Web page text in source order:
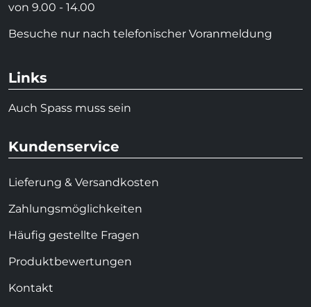
von 9.00 - 14.00
Besuche nur nach telefonischer Voranmeldung
Links
Auch Spass muss sein
Kundenservice
Lieferung & Versandkosten
Zahlungsmöglichkeiten
Häufig gestellte Fragen
Produktbewertungen
Kontakt